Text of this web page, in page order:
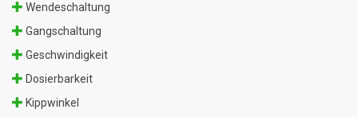
Wendeschaltung
Gangschaltung
Geschwindigkeit
Dosierbarkeit
Kippwinkel